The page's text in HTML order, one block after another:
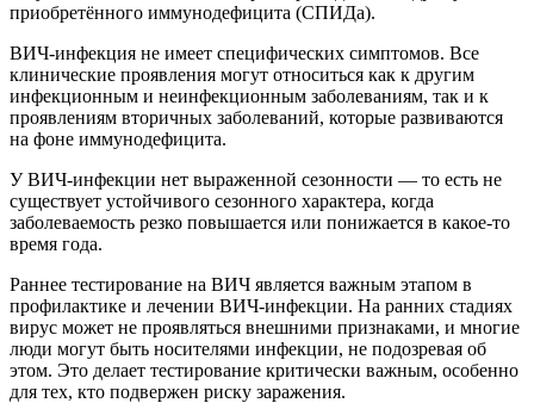
приобретённого иммунодефицита (СПИДа).
ВИЧ-инфекция не имеет специфических симптомов. Все
клинические проявления могут относиться как к другим
инфекционным и неинфекционным заболеваниям, так и к
проявлениям вторичных заболеваний, которые развиваются
на фоне иммунодефицита.
У ВИЧ-инфекции нет выраженной сезонности — то есть не
существует устойчивого сезонного характера, когда
заболеваемость резко повышается или понижается в какое-то
время года.
Раннее тестирование на ВИЧ является важным этапом в
профилактике и лечении ВИЧ-инфекции. На ранних стадиях
вирус может не проявляться внешними признаками, и многие
люди могут быть носителями инфекции, не подозревая об
этом. Это делает тестирование критически важным, особенно
для тех, кто подвержен риску заражения.